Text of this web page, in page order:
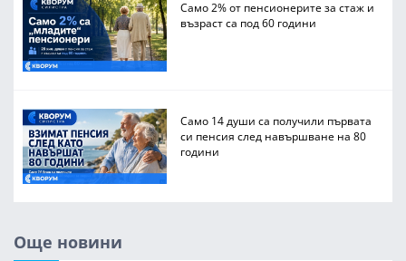
Само 2% от пенсионерите за стаж и
възраст са под 60 години
Само 14 души са получили първата
си пенсия след навършване на 80
години
Още новини